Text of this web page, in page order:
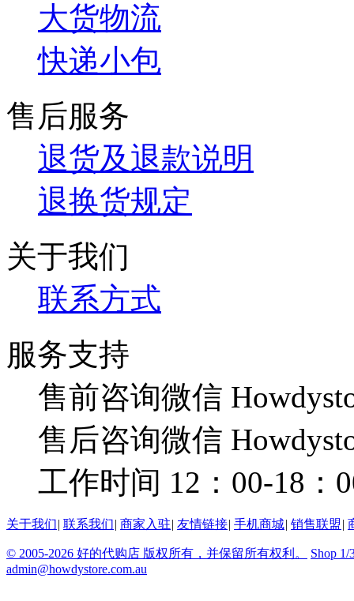
大货物流
快递小包
售后服务
退货及退款说明
退换货规定
关于我们
联系方式
服务支持
售前咨询微信
售后咨询微信
工作时间 12：00-18：
关于我们| 联系我们| 商家入驻| 友情链接| 手机商城| 销售联盟|
© 2005-2026 好的代购店 版权所有，并保留所有权利。
Shop 1/
admin@howdystore.com.au